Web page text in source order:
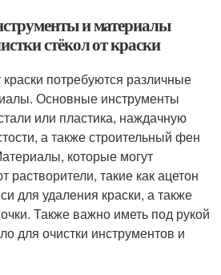
и материалы
стёкол от краски
краски потребуются различные
Основные инструменты
или пластика, наждачную
а также строительный фен
которые могут
растворители, такие как ацетон
для удаления краски, а также
Также важно иметь под рукой
для очистки инструментов и